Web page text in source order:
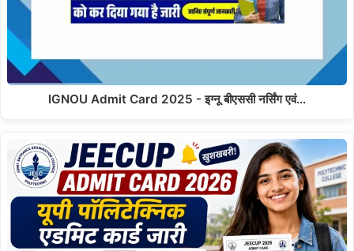
IGNOU Admit Card 2025 - इग्नू बीएससी नर्सिंग एवं…